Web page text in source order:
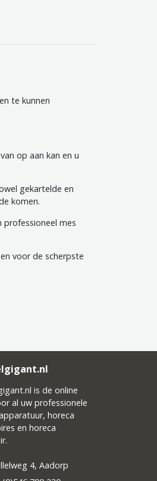
te kunnen
op aan kan en u
gekartelde en
komen.
professioneel mes
voor de scherpste
is de online
al uw professionele
horeca
en horeca
4, Aadorp